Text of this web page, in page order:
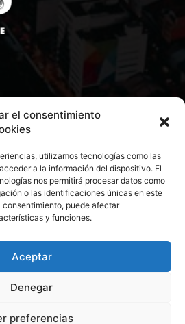
el consentimiento
utilizamos tecnologías como las
a la información del dispositivo. El
nos permitirá procesar datos como
o las identificaciones únicas en este
puede afectar
y funciones.
Aceptar
Denegar
preferencias